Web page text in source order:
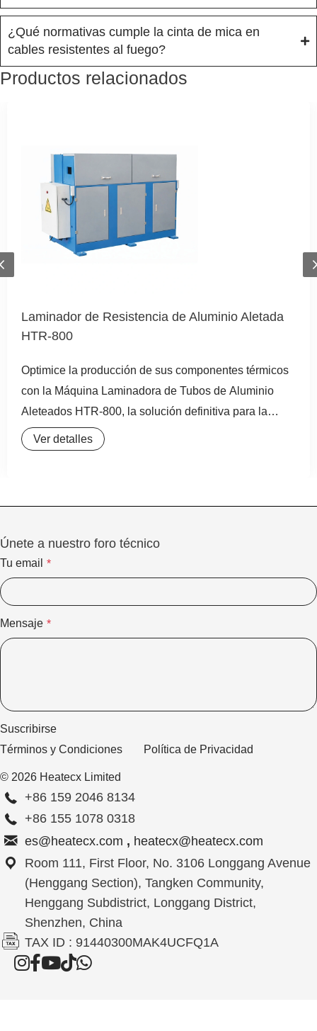
¿Qué normativas cumple la cinta de mica en
cables resistentes al fuego?
Productos relacionados
Laminador de Resistencia de Aluminio Aletada
HTR-800
Optimice la producción de sus componentes térmicos
con la Máquina Laminadora de Tubos de Aluminio
Aleteados HTR-800, la solución definitiva para la
reducción de tubos con aletas. Diseñada para la
fabricación de tubos aleteados de aluminio de alta
Ver detalles
Previous
Únete a nuestro foro técnico
Tu email *
Mensaje *
Suscribirse
Términos y Condiciones
Política de Privacidad
© 2026 Heatecx Limited
+86 159 2046 8134
+86 155 1078 0318
es@heatecx.com , heatecx@heatecx.com
Room 111, First Floor, No. 3106 Longgang Avenue
(Henggang Section), Tangken Community,
Henggang Subdistrict, Longgang District,
Shenzhen, China
TAX ID : 91440300MAK4UCFQ1A